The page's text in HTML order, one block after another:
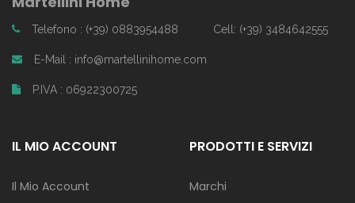
Telefono : (+39) 0883954488 Cell: (+39) 3484642555
E-Mail : info@martellinihome.com
P.IVA : 06922300725
IL MIO ACCOUNT
Il Mio Account
PRODOTTI E SERVIZI
Marchi